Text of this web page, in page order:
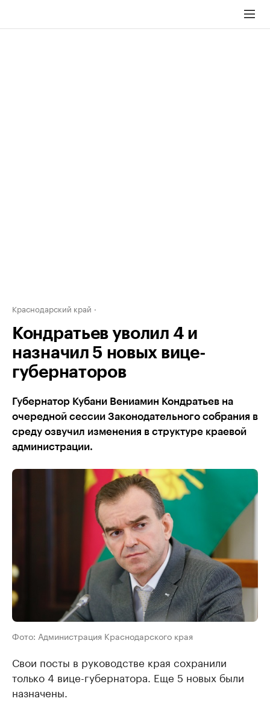
Краснодарский край
Кондратьев уволил 4 и
назначил 5 новых вице-
губернаторов
Губернатор Кубани Вениамин Кондратьев на
очередной сессии Законодательного собрания в
среду озвучил изменения в структуре краевой
администрации.
Фото: Администрация Краснодарского края
Свои посты в руководстве края сохранили
только 4 вице-губернатора. Еще 5 новых были
назначены.